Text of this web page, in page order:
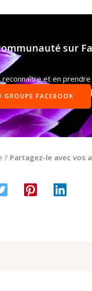
sur
et en prendre
GROUPE FACEBOOK
? Partagez-le avec vos